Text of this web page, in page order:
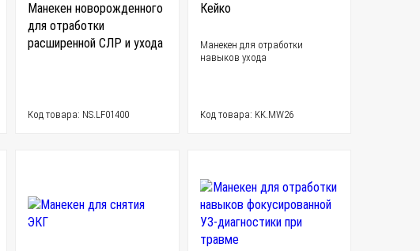
Манекен новорожденного
для отработки
расширенной СЛР и ухода
Код товара: NS.LF01400
Кейко
Манекен для отработки
навыков ухода
Код товара: KK.MW26